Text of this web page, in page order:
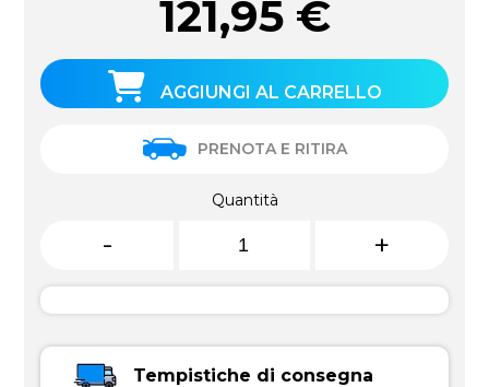
121,95 €
AGGIUNGI AL CARRELLO
PRENOTA E RITIRA
Quantità
- +
Tempistiche di consegna